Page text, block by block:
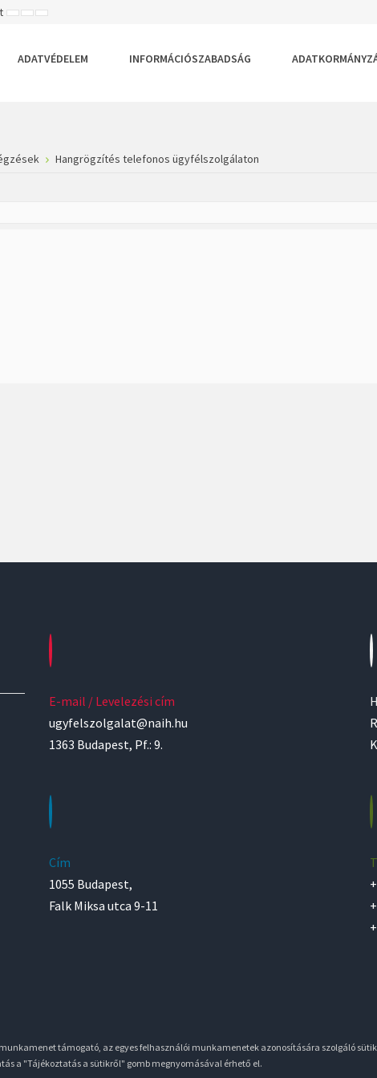
KISEBB
ALAPÉRTELMEZETT
NAGYOBB
ADATVÉDELEM INFORMÁCIÓSZABADSÁG
Hangrögzítés telefonos ügyfélszolgálaton
E-mail / Levelezési cím
ugyfelszolgalat@naih.hu
1363 Budapest, Pf.: 9.
Cím
1055 Budapest,
Falk Miksa utca 9-11
támogató, az egyes felhasználói munkamenetek azonosítására szolgáló
a "Tájékoztatás a sütikről" gomb megnyomásával érhető el.